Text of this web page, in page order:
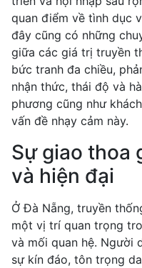
quan điểm về tình dục
đây cũng có những
giữa các giá trị truyền
bức tranh đa chiều,
nhận thức, thái độ và
phương cũng như
vấn đề nhạy cảm này.
Sự giao thoa
và hiện đại
Ở Đà Nẵng, truyền
một vị trí quan trọng
và mối quan hệ. Người
sự kín đáo, tôn trọng